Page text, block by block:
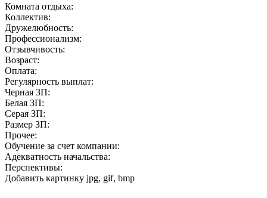
Комната отдыха:
Коллектив:
Дружелюбность:
Профессионализм:
Отзывчивость:
Возраст:
Оплата:
Регулярность выплат:
Черная ЗП:
Белая ЗП:
Серая ЗП:
Размер ЗП:
Прочее:
Обучение за счет компании:
Адекватность начальства:
Перспективы:
Добавить картинку jpg, gif, bmp